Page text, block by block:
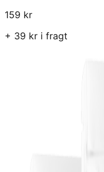
159 kr
+ 39 kr i fragt